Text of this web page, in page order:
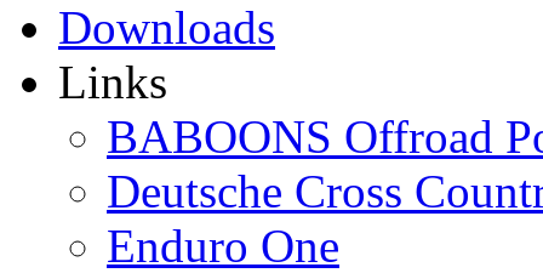
Downloads
Links
BABOONS Offroad
Deutsche Cross
Enduro One